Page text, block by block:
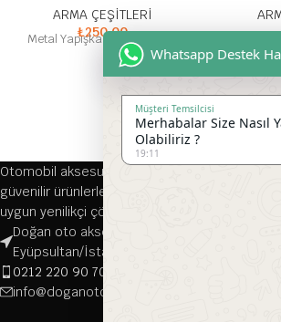
ARMA ÇEŞİTLERİ
₺250,00
Metal Yapışkanlı Yazılı Arma
Otomobil aksesuarları alanında 1976 yılından
güvenilir ürünlerle hizmet veren firmamız, her
uygun yenilikçi çözümler sunmaktadır.
Doğan oto aksesuar, Çırçır, Namık Kemal
Eyüpsultan/İstanbul
0212 220 90 70
info@doganotoaksesuar.com
Whatsapp Destek
Müşteri Temsilcisi
Merhabalar Size Nasıl
Olabiliriz ?
19:11